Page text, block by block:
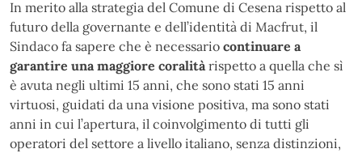
In merito alla strategia del Comune di Cesena rispetto al
futuro della governante e dell’identità di Macfrut, il
Sindaco fa sapere che è necessario continuare a
garantire una maggiore coralità rispetto a quella che sì
è avuta negli ultimi 15 anni, che sono stati 15 anni
virtuosi, guidati da una visione positiva, ma sono stati
anni in cui l’apertura, il coinvolgimento di tutti gli
operatori del settore a livello italiano, senza distinzioni,